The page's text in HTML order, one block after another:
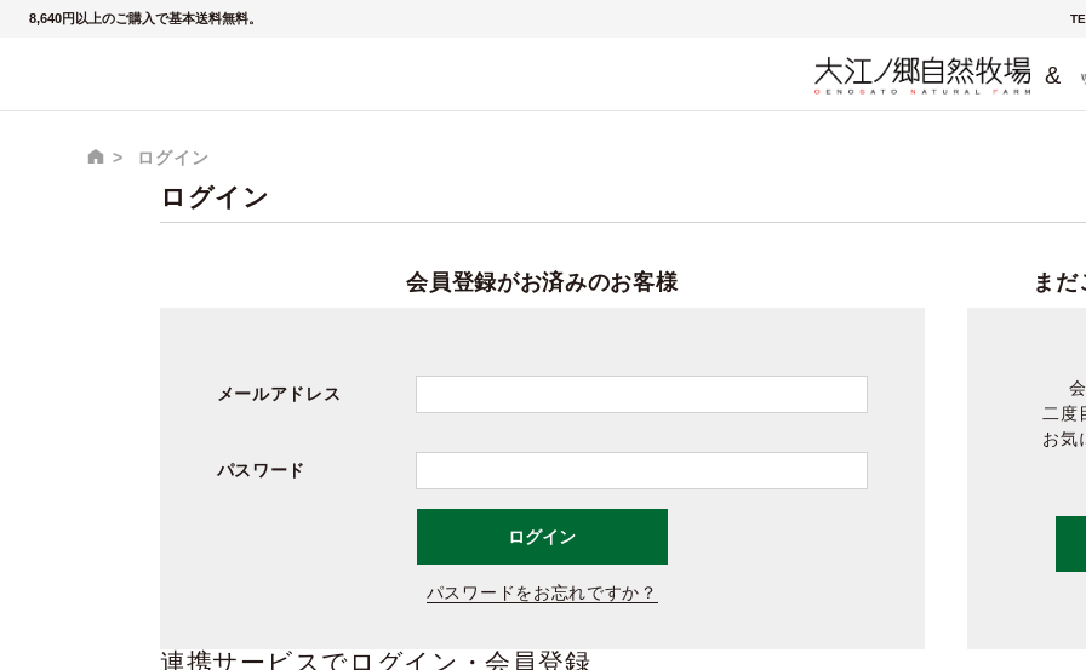
8,640円以上のご購入で基本送料無料。
&
ログイン
ログイン
会員登録がお済みのお客様
メールアドレス
パスワード
ログイン
パスワードをお忘れですか？
まだ
二度
お気
連携サービスでログイン・会員登録